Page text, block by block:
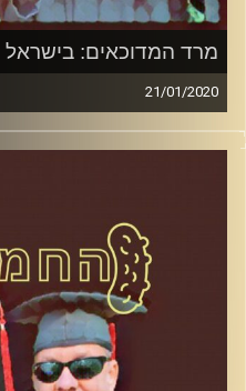
מרד המדוכאים: בישראל
21/01/2020
החמוצים – בפעם
עם פרופסור בועז בן-
הירשברגר
והפעם: מרד